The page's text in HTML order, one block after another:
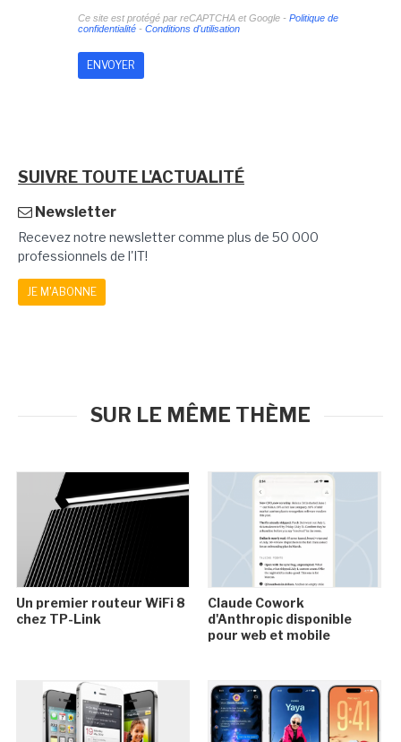
Ce site est protégé par reCAPTCHA et Google - Politique de
confidentialité- Conditions d'utilisation
SUIVRE TOUTE L'ACTUALITÉ
Newsletter
Recevez notre newsletter comme plus de 50 000
professionnels de l'IT!
JE M'ABONNE
SUR LE MÊME THÈME
Un premier routeur WiFi 8
chez TP-Link
Claude Cowork
d'Anthropic disponible
pour web et mobile